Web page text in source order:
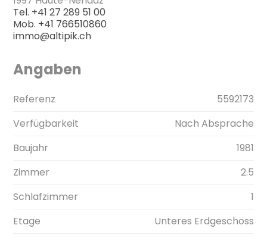
Tel. +41 27 289 51 00
Mob. +41 766510860
immo@altipik.ch
Angaben
Referenz
5592173
Verfügbarkeit
Nach Absprache
Baujahr
1981
Zimmer
2.5
Schlafzimmer
1
Etage
Unteres Erdgeschoss